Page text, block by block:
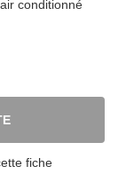
conditionné
fiche